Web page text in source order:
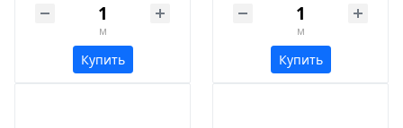
м
Купить
м
Купить